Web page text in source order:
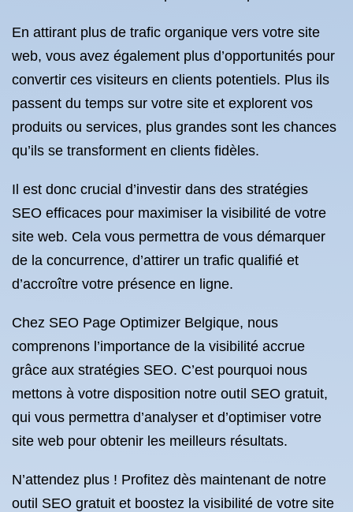
En attirant plus de trafic organique vers votre site
web, vous avez également plus d’opportunités pour
convertir ces visiteurs en clients potentiels. Plus ils
passent du temps sur votre site et explorent vos
produits ou services, plus grandes sont les chances
qu’ils se transforment en clients fidèles.
Il est donc crucial d’investir dans des stratégies
SEO efficaces pour maximiser la visibilité de votre
site web. Cela vous permettra de vous démarquer
de la concurrence, d’attirer un trafic qualifié et
d’accroître votre présence en ligne.
Chez SEO Page Optimizer Belgique, nous
comprenons l’importance de la visibilité accrue
grâce aux stratégies SEO. C’est pourquoi nous
mettons à votre disposition notre outil SEO gratuit,
qui vous permettra d’analyser et d’optimiser votre
site web pour obtenir les meilleurs résultats.
N’attendez plus ! Profitez dès maintenant de notre
outil SEO gratuit et boostez la visibilité de votre site